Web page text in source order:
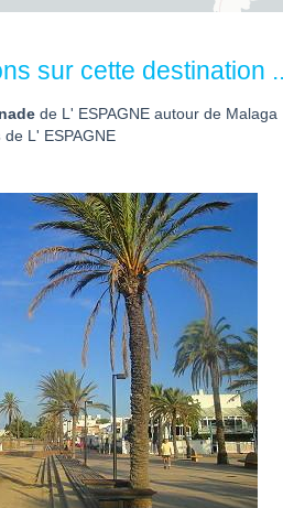
sur cette destination
de L' ESPAGNE autour de Malaga
de L' ESPAGNE